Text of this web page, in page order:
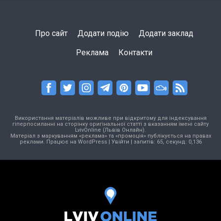
Про сайт Додати подію Додати заклад
Реклама Контакти
Використання матеріалів можливе при відкритому для індексування
гіперпосиланні на сторінку оригінальної статті з вказанням імені сайту
LvivOnline (Львів Онлайн).
Матеріал з маркуванням «реклама» та «промоція» публікується на правах
реклами. Працює на WordPress| Увійти | запитів: 65, секунд: 0,136